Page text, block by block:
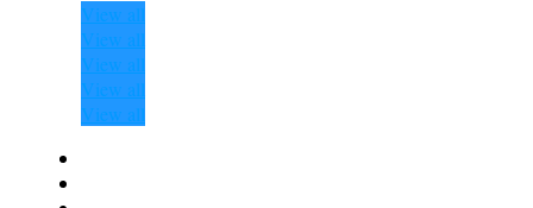
View all
View all
View all
View all
View all